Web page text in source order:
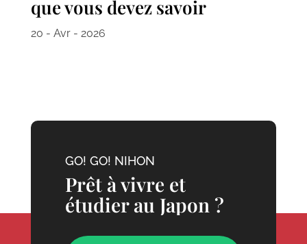
que vous devez savoir
20 - Avr - 2026
GO! GO! NIHON
Prêt à vivre et
étudier au Japon ?